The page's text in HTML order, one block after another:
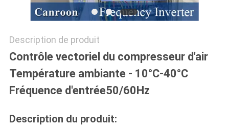
PROTECTION
DE
LA
VIE
PRIVÉE
Description de produit
Contrôle vectoriel du compresseur d'air
Température ambiante - 10°C-40°C
Fréquence d'entrée50/60Hz
Description du produit: